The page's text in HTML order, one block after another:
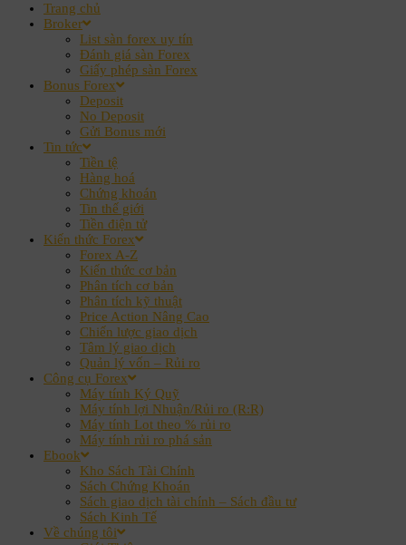
Trang chủ
Broker
List sàn forex uy tín
Đánh giá sàn Forex
Giấy phép sàn Forex
Bonus Forex
Deposit
No Deposit
Gửi Bonus mới
Tin tức
Tiền tệ
Hàng hoá
Chứng khoán
Tin thế giới
Tiền điện tử
Kiến thức Forex
Forex A-Z
Kiến thức cơ bản
Phân tích cơ bản
Phân tích kỹ thuật
Price Action Nâng Cao
Chiến lược giao dịch
Tâm lý giao dịch
Quản lý vốn – Rủi ro
Công cụ Forex
Máy tính Ký Quỹ
Máy tính lợi Nhuận/Rủi ro (R:R)
Máy tính Lot theo % rủi ro
Máy tính rủi ro phá sản
Ebook
Kho Sách Tài Chính
Sách Chứng Khoán
Sách giao dịch tài chính – Sách đầu tư
Sách Kinh Tế
Về chúng tôi